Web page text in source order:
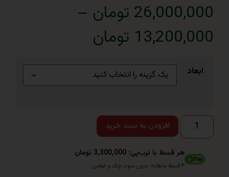
تومان
–
تومان
افزودن به سبد خرید
هر قسط با ترب‌پی: 3,300,000 تومان